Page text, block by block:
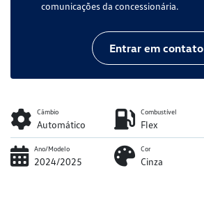
comunicações da concessionária.
Entrar em contato
Câmbio
Automático
Combustível
Flex
Ano/Modelo
2024/2025
Cor
Cinza